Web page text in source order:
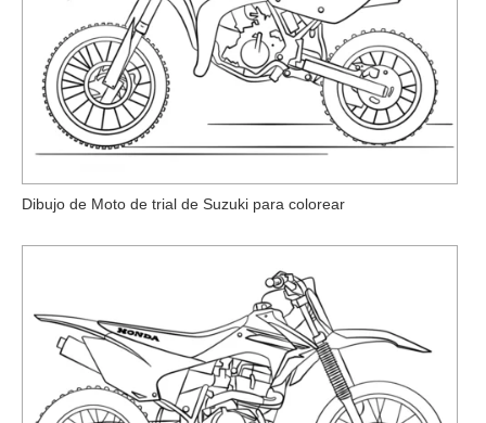
Dibujo de Moto de trial de Suzuki para colorear